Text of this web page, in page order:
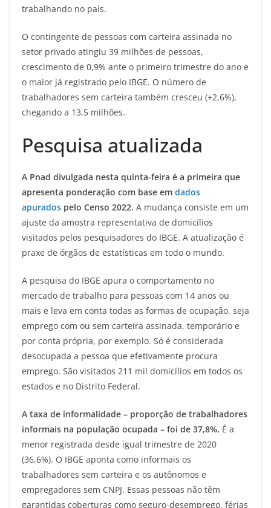
trabalhando no país.
O contingente de pessoas com carteira assinada no
setor privado atingiu 39 milhões de pessoas,
crescimento de 0,9% ante o primeiro trimestre do ano e
o maior já registrado pelo IBGE. O número de
trabalhadores sem carteira também cresceu (+2,6%),
chegando a 13,5 milhões.
Pesquisa atualizada
A Pnad divulgada nesta quinta-feira é a primeira que
apresenta ponderação com base em dados
apurados pelo Censo 2022. A mudança consiste em um
ajuste da amostra representativa de domicílios
visitados pelos pesquisadores do IBGE. A atualização é
praxe de órgãos de estatísticas em todo o mundo.
A pesquisa do IBGE apura o comportamento no
mercado de trabalho para pessoas com 14 anos ou
mais e leva em conta todas as formas de ocupação, seja
emprego com ou sem carteira assinada, temporário e
por conta própria, por exemplo. Só é considerada
desocupada a pessoa que efetivamente procura
emprego. São visitados 211 mil domicílios em todos os
estados e no Distrito Federal.
A taxa de informalidade – proporção de trabalhadores
informais na população ocupada – foi de 37,8%. É a
menor registrada desde igual trimestre de 2020
(36,6%). O IBGE aponta como informais os
trabalhadores sem carteira e os autônomos e
empregadores sem CNPJ. Essas pessoas não têm
garantidas coberturas como seguro-desemprego, férias